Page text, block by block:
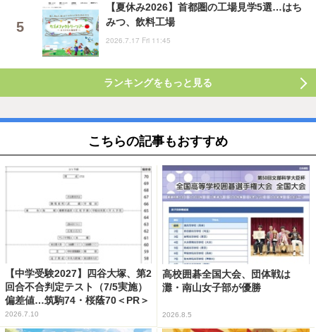
【夏休み2026】首都圏の工場見学5選…はち
みつ、飲料工場
2026.7.17 Fri 11:45
ランキングをもっと見る
こちらの記事もおすすめ
【中学受験2027】四谷大塚、第2
回合不合判定テスト（7/5実施）
偏差値…筑駒74・桜蔭70＜PR＞
2026.7.10
高校囲碁全国大会、団体戦は
灘・南山女子部が優勝
2026.8.5